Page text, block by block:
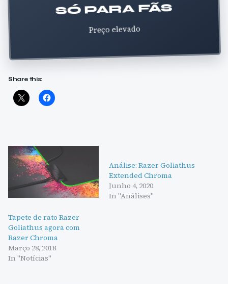
SÓ PARA FÃS
Preço elevado
Share this:
Tapete de rato Razer
Goliathus agora com
Razer Chroma
Março 28, 2018
In "Notícias"
Análise: Razer Goliathus
Extended Chroma
Junho 4, 2020
In "Análises"